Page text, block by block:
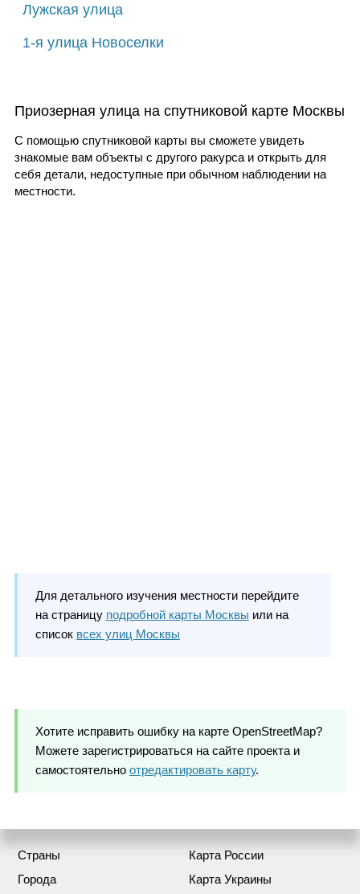
Лужская улица
1-я улица Новоселки
Приозерная улица на спутниковой карте Москвы
С помощью спутниковой карты вы сможете увидеть
знакомые вам объекты с другого ракурса и открыть для
себя детали, недоступные при обычном наблюдении на
местности.
Для детального изучения местности перейдите
на страницу подробной карты Москвы или на
список всех улиц Москвы
Хотите исправить ошибку на карте OpenStreetMap?
Можете зарегистрироваться на сайте проекта и
самостоятельно отредактировать карту.
Страны
Города
Карта России
Карта Украины